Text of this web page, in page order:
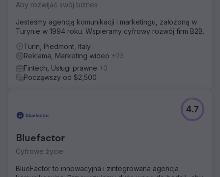
Aby rozwijać swój biznes
Jesteśmy agencją komunikacji i marketingu, założoną w
Turynie w 1994 roku. Wspieramy cyfrowy rozwój firm B2B.
Turin, Piedmont, Italy
Reklama, Marketing wideo +23
Fintech, Usługi prawne +3
Począwszy od $2,500
Bluefactor
Cyfrowe życie
4.7
BlueFactor to innowacyjna i zintegrowana agencja